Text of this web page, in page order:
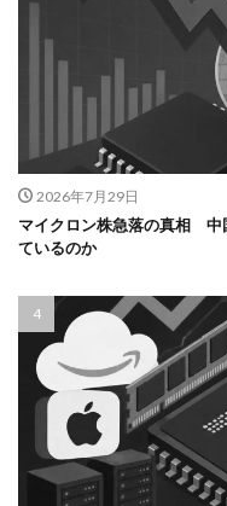
2026年7月29日
マイクロン株急落の真相 中
ているのか